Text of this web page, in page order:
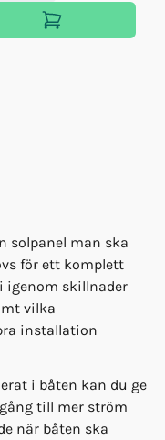
solpanel man ska
för ett komplett
igenom skillnader
vilka
installation
i båten kan du ge
till mer ström
när båten ska